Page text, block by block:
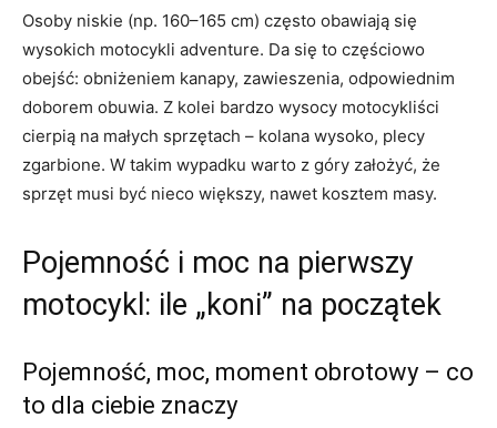
Osoby niskie (np. 160–165 cm) często obawiają się
wysokich motocykli adventure. Da się to częściowo
obejść: obniżeniem kanapy, zawieszenia, odpowiednim
doborem obuwia. Z kolei bardzo wysocy motocykliści
cierpią na małych sprzętach – kolana wysoko, plecy
zgarbione. W takim wypadku warto z góry założyć, że
sprzęt musi być nieco większy, nawet kosztem masy.
Pojemność i moc na pierwszy
motocykl: ile „koni” na początek
Pojemność, moc, moment obrotowy – co
to dla ciebie znaczy